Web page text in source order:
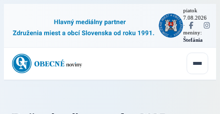
piatok
7.08.2026
·
meniny:
Štefánia